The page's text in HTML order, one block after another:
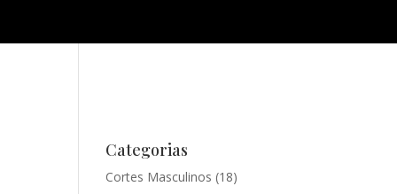
Categorias
Cortes Masculinos (18)